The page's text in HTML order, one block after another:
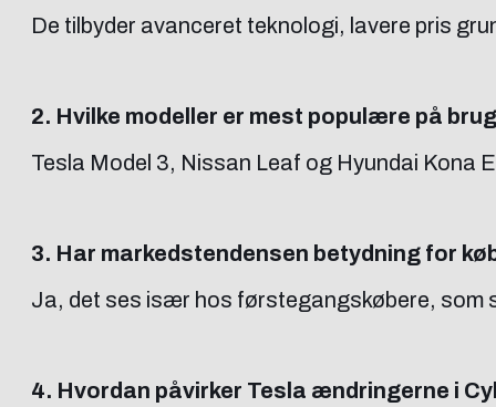
De tilbyder avanceret teknologi, lavere pris
2. Hvilke modeller er mest populære på
Tesla Model 3, Nissan Leaf og Hyundai Kona
3. Har markedstendensen betydning for
Ja, det ses især hos førstegangskøbere, som
4. Hvordan påvirker Tesla ændringerne i